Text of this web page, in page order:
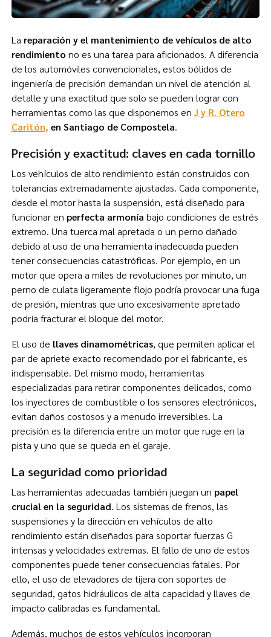
La reparación y el mantenimiento de vehículos de alto
rendimiento no es una tarea para aficionados. A diferencia
de los automóviles convencionales, estos bólidos de
ingeniería de precisión demandan un nivel de atención al
detalle y una exactitud que solo se pueden lograr con
herramientas como las que disponemos enJ y R. Otero
Caritón, en Santiago de Compostela.
Precisión y exactitud: claves en cada tornillo
Los vehículos de alto rendimiento están construidos con
tolerancias extremadamente ajustadas. Cada componente,
desde el motor hasta la suspensión, está diseñado para
funcionar en perfecta armonía bajo condiciones de estrés
extremo. Una tuerca mal apretada o un perno dañado
debido al uso de una herramienta inadecuada pueden
tener consecuencias catastróficas. Por ejemplo, en un
motor que opera a miles de revoluciones por minuto, un
perno de culata ligeramente flojo podría provocar una fuga
de presión, mientras que uno excesivamente apretado
podría fracturar el bloque del motor.
El uso de llaves dinamométricas, que permiten aplicar el
par de apriete exacto recomendado por el fabricante, es
indispensable. Del mismo modo, herramientas
especializadas para retirar componentes delicados, como
los inyectores de combustible o los sensores electrónicos,
evitan daños costosos y a menudo irreversibles. La
precisión es la diferencia entre un motor que ruge en la
pista y uno que se queda en el garaje.
La seguridad como prioridad
Las herramientas adecuadas también juegan un papel
crucial en la seguridad. Los sistemas de frenos, las
suspensiones y la dirección en vehículos de alto
rendimiento están diseñados para soportar fuerzas G
intensas y velocidades extremas. El fallo de uno de estos
componentes puede tener consecuencias fatales. Por
ello, el uso de elevadores de tijera con soportes de
seguridad, gatos hidráulicos de alta capacidad y llaves de
impacto calibradas es fundamental.
Además, muchos de estos vehículos incorporan